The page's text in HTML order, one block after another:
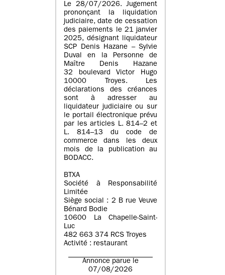
Le 28/07/2026. Jugement
prononçant la liquidation
judiciaire, date de cessation
des paiements le 21 janvier
2025, désignant liquidateur
SCP Denis Hazane – Sylvie
Duval en la Personne de
Maître Denis Hazane
32 boulevard Victor Hugo
10000 Troyes. Les
déclarations des créances
sont à adresser au
liquidateur judiciaire ou sur
le portail électronique prévu
par les articles L. 814–2 et
L. 814–13 du code de
commerce dans les deux
mois de la publication au
BODACC.
BTXA
Société à Responsabilité
Limitée
Siège social : 2 B rue Veuve
Bénard Bodie
10600 La Chapelle-Saint-
Luc
482 663 374 RCS Troyes
Activité : restaurant
Annonce parue le
07/08/2026